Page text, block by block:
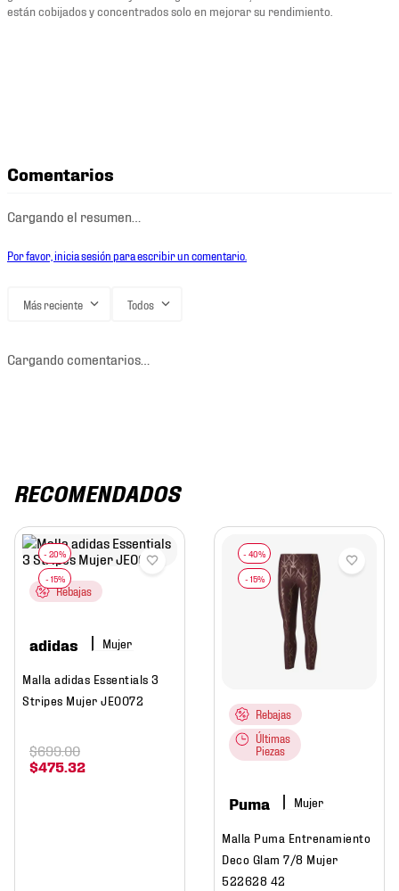
están cobijados y concentrados solo en mejorar su rendimiento.
Comentarios
Cargando el resumen…
Por favor, inicia sesión para escribir un comentario.
Más reciente Todos
Cargando comentarios…
RECOMENDADOS
Rebajas
adidas Mujer
Malla adidas Essentials 3
Stripes Mujer JE0072
$475.32
$699.00
Rebajas
Últimas
Piezas
Puma Mujer
Malla Puma Entrenamiento
Deco Glam 7/8 Mujer
522628 42